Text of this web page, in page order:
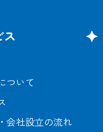
ス
ついて
会社設立の流れ